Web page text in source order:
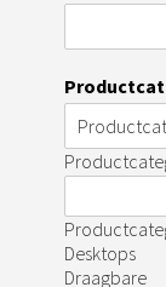
Desktops
Draagbare